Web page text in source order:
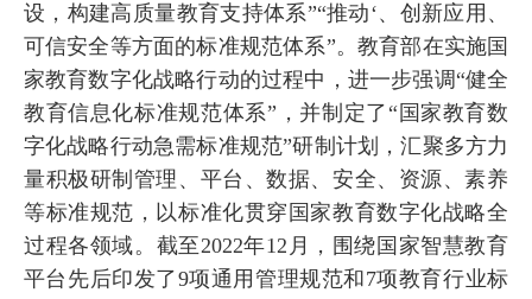
设，构建高质量教育支持体系”“推动‘、创新应用、
可信安全等方面的标准规范体系”。教育部在实施国
家教育数字化战略行动的过程中，进一步强调“健全
教育信息化标准规范体系”，并制定了“国家教育数
字化战略行动急需标准规范”研制计划，汇聚多方力
量积极研制管理、平台、数据、安全、资源、素养
等标准规范，以标准化贯穿国家教育数字化战略全
过程各领域。截至2022年12月，围绕国家智慧教育
平台先后印发了9项通用管理规范和7项教育行业标